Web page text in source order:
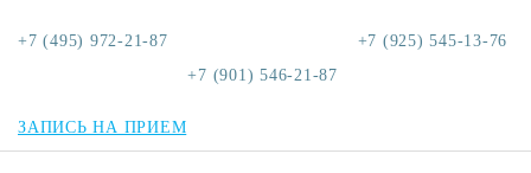
+7 (495) 972-21-87
+7 (925) 545-13-76
+7 (901) 546-21-87
ЗАПИСЬ НА ПРИЕМ